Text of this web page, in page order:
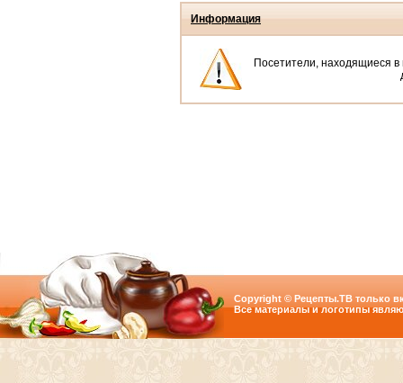
Информация
Посетители, находящиеся в
Copyright © Рецепты.ТВ только
Все материалы и логотипы